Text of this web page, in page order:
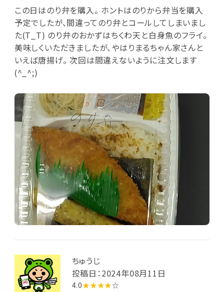
この日はのり弁を購入。 ホントはのりから弁当を購入
予定でしたが、間違ってのり弁とコールしてしまいまし
た(T_T) のり弁のおかずはちくわ天と白身魚のフライ。
美味しくいただきましたが、やはりまるちゃん家さんと
いえば唐揚げ。 次回は間違えないように注文します
(^_^;)
ちゅうじ
投稿日：2024年08月11日
4.0★★★★☆